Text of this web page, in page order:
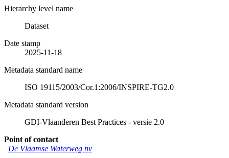
Hierarchy level name
Dataset
Date stamp
2025-11-18
Metadata standard name
ISO 19115/2003/Cor.1:2006/INSPIRE-TG2.0
Metadata standard version
GDI-Vlaanderen Best Practices - versie 2.0
Point of contact
De Vlaamse Waterweg nv